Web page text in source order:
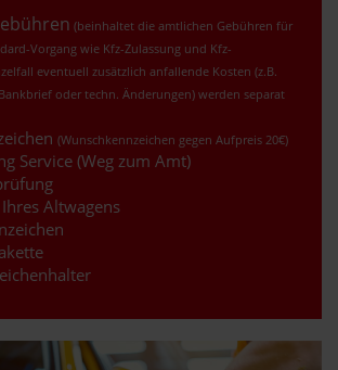
(beinhaltet die amtlichen Gebühren für
Vorgang wie Kfz-Zulassung und Kfz-
eventuell zusätzlich anfallende Kosten (z.B.
oder techn. Änderungen) werden separat
(Wunschkennzeichen gegen Aufpreis 20€)
Service (Weg zum Amt)
Altwagens